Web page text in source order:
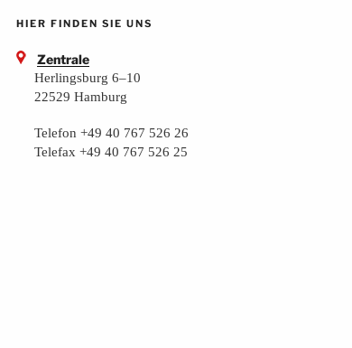
HIER FINDEN SIE UNS
Zentrale
Herlingsburg 6–10
22529 Hamburg
Telefon +49 40 767 526 26
Telefax +49 40 767 526 25